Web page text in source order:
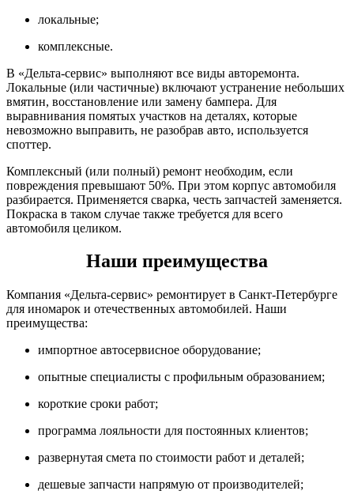
локальные;
комплексные.
В «Дельта-сервис» выполняют все виды авторемонта.
Локальные (или частичные) включают устранение небольших
вмятин, восстановление или замену бампера. Для
выравнивания помятых участков на деталях, которые
невозможно выправить, не разобрав авто, используется
споттер.
Комплексный (или полный) ремонт необходим, если
повреждения превышают 50%. При этом корпус автомобиля
разбирается. Применяется сварка, честь запчастей заменяется.
Покраска в таком случае также требуется для всего
автомобиля целиком.
Наши преимущества
Компания «Дельта-сервис» ремонтирует в Санкт-Петербурге
для иномарок и отечественных автомобилей. Наши
преимущества:
импортное автосервисное оборудование;
опытные специалисты с профильным образованием;
короткие сроки работ;
программа лояльности для постоянных клиентов;
развернутая смета по стоимости работ и деталей;
дешевые запчасти напрямую от производителей;